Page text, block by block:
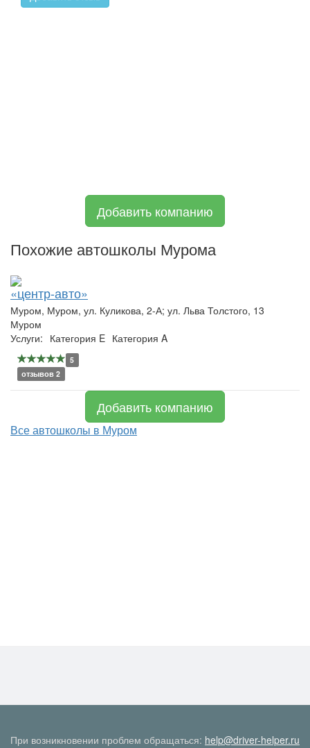
Добавить компанию
Похожие автошколы Мурома
«центр-авто»
Муром, Муром, ул. Куликова, 2-А; ул. Льва Толстого, 13
Муром
Услуги: Категория E Категория A
5
отзывов 2
Добавить компанию
Все автошколы в Муром
При возникновении проблем обращаться: help@driver-helper.ru